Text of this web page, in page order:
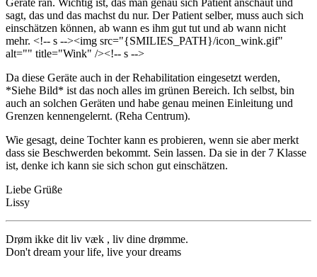
Geräte ran. Wichtig ist, das man genau sich Patient anschaut und
sagt, das und das machst du nur. Der Patient selber, muss auch sich
einschätzen können, ab wann es ihm gut tut und ab wann nicht
mehr. <!-- s --><img src="{SMILIES_PATH}/icon_wink.gif"
alt="" title="Wink" /><!-- s -->
Da diese Geräte auch in der Rehabilitation eingesetzt werden,
*Siehe Bild* ist das noch alles im grünen Bereich. Ich selbst, bin
auch an solchen Geräten und habe genau meinen Einleitung und
Grenzen kennengelernt. (Reha Centrum).
Wie gesagt, deine Tochter kann es probieren, wenn sie aber merkt
dass sie Beschwerden bekommt. Sein lassen. Da sie in der 7 Klasse
ist, denke ich kann sie sich schon gut einschätzen.
Liebe Grüße
Lissy
Drøm ikke dit liv væk , liv dine drømme.
Don't dream your life, live your dreams